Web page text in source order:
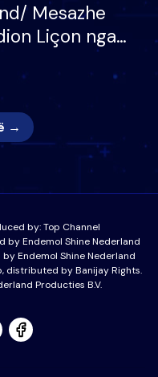
Mesazhe
Liçon nga
moderatori
meritoj…
→
by:Top Channel
by Endemol Shine Nederland
Endemol Shine Nederland
distributed by Banijay Rights.
Producties B.V.